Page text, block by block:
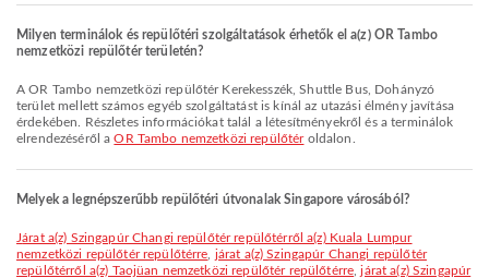
Milyen terminálok és repülőtéri szolgáltatások érhetők el a(z) OR Tambo
nemzetközi repülőtér területén?
A OR Tambo nemzetközi repülőtér Kerekesszék, Shuttle Bus, Dohányzó
terület mellett számos egyéb szolgáltatást is kínál az utazási élmény javítása
érdekében. Részletes információkat talál a létesítményekről és a terminálok
elrendezéséről aOR Tambo nemzetközi repülőtéroldalon.
Melyek a legnépszerűbb repülőtéri útvonalak Singapore városából?
járat a(z) Szingapúr Changi repülőtér repülőtérről a(z) Kuala Lumpur
nemzetközi repülőtér repülőtérre járat a(z) Szingapúr Changi repülőtér
repülőtérről a(z) Taojüan nemzetközi repülőtér repülőtérre ,járat a(z) Szingapúr